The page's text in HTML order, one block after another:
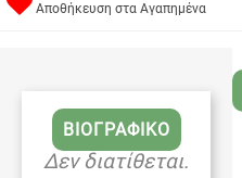
Αποθήκευση στα Αγαπημένα
ΒΙΟΓΡΑΦΙΚΟ
Δεν διατίθεται.